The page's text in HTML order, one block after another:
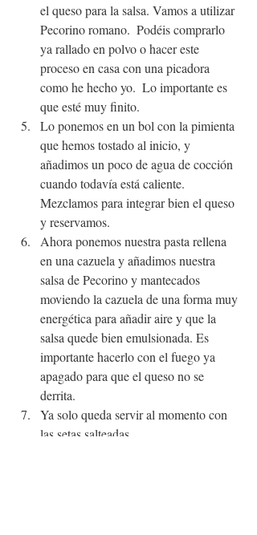
el queso para la salsa. Vamos a utilizar
Pecorino romano.  Podéis comprarlo
ya rallado en polvo o hacer este
proceso en casa con una picadora
como he hecho yo.  Lo importante es
que esté muy finito.
Lo ponemos en un bol con la pimienta
que hemos tostado al inicio, y
añadimos un poco de agua de cocción
cuando todavía está caliente.
Mezclamos para integrar bien el queso
y reservamos.
Ahora ponemos nuestra pasta rellena
en una cazuela y añadimos nuestra
salsa de Pecorino y mantecados
moviendo la cazuela de una forma muy
energética para añadir aire y que la
salsa quede bien emulsionada. Es
importante hacerlo con el fuego ya
apagado para que el queso no se
derrita.
Ya solo queda servir al momento con
las setas salteadas.